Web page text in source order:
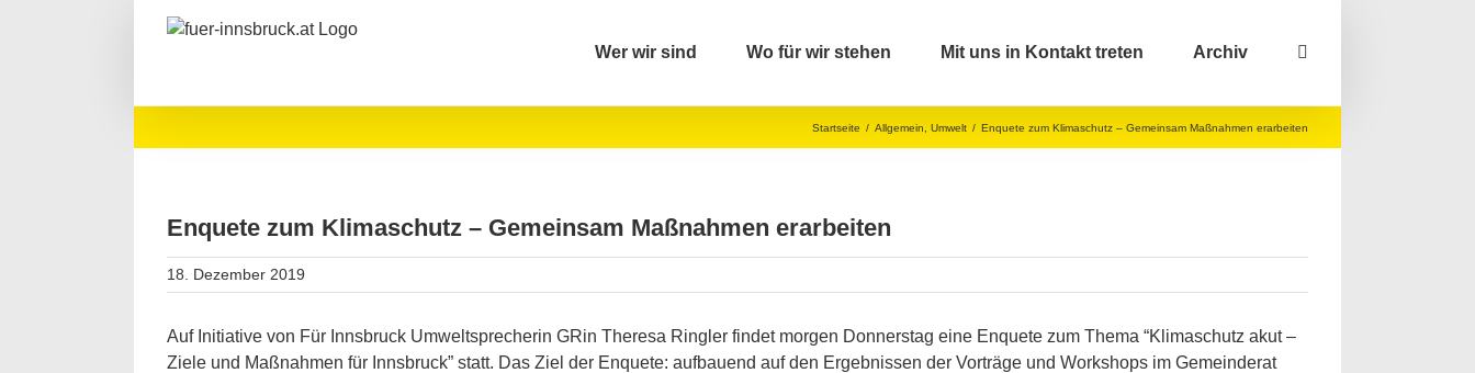
Wer wir sind Wo für wir stehen Mit uns in Kontakt treten Archiv
Startseite / Allgemein Umwelt / Enquete zum Klimaschutz – Gemeinsam Maßnahmen erarbeiten
Enquete zum Klimaschutz – Gemeinsam Maßnahmen erarbeiten
18. Dezember 2019
Auf Initiative von Für Innsbruck Umweltsprecherin GRin Theresa Ringler findet morgen Donnerstag eine Enquete zum Thema “Klimaschutz akut –
Ziele und Maßnahmen für Innsbruck” statt. Das Ziel der Enquete: aufbauend auf den Ergebnissen der Vorträge und Workshops im Gemeinderat